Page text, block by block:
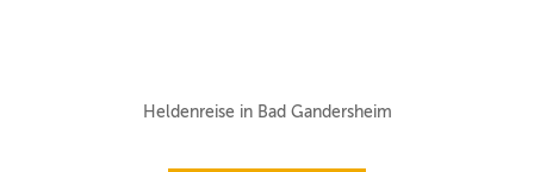
Heldenreise in Bad Gandersheim